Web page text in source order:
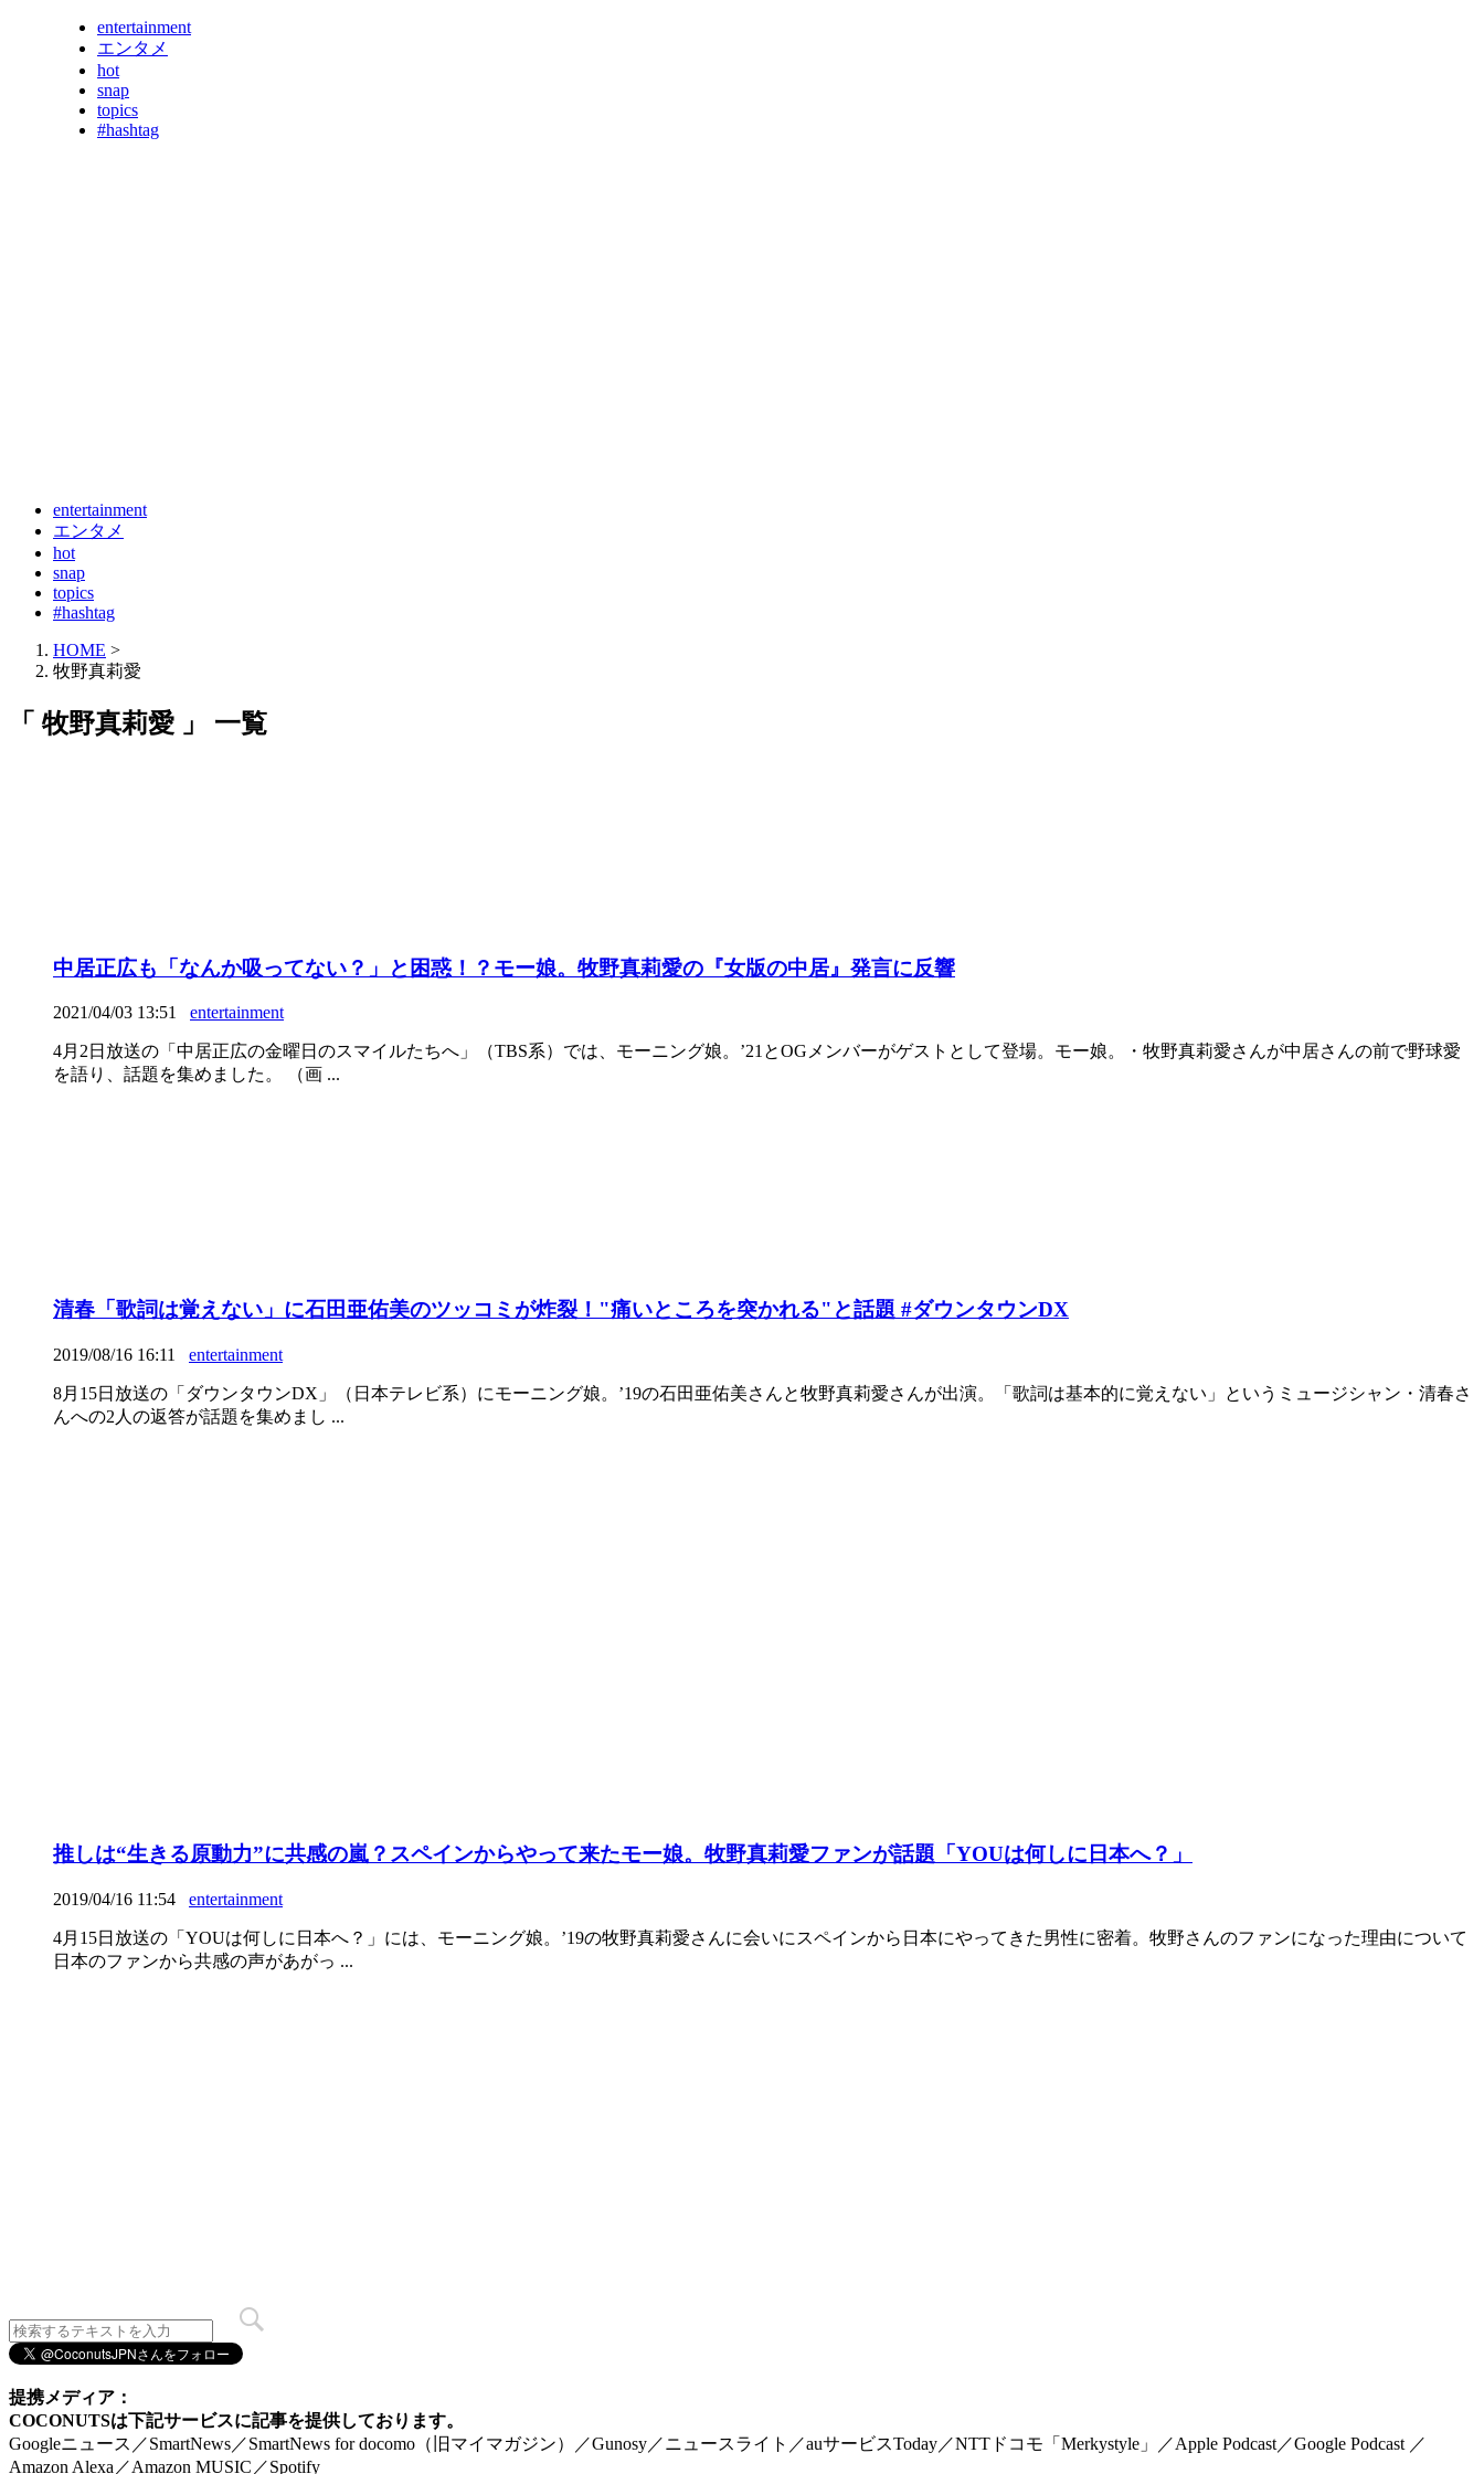
entertainment
エンタメ
hot
snap
topics
#hashtag
entertainment
エンタメ
hot
snap
topics
#hashtag
HOME >
牧野真莉愛
「 牧野真莉愛 」 一覧
中居正広も「なんか吸ってない？」と困惑！？モー娘。牧野真莉愛の『女版の中居』発言に反響
2021/04/03 13:51 entertainment
4月2日放送の「中居正広の金曜日のスマイルたちへ」（TBS系）では、モーニング娘。’21とOGメンバーがゲストとして登場。モー娘。・牧野真莉愛さんが中居さんの前で野球愛
を語り、話題を集めました。 （画 ...
清春「歌詞は覚えない」に石田亜佑美のツッコミが炸裂！"痛いところを突かれる"と話題 #ダウンタウンDX
2019/08/16 16:11 entertainment
8月15日放送の「ダウンタウンDX」（日本テレビ系）にモーニング娘。’19の石田亜佑美さんと牧野真莉愛さんが出演。「歌詞は基本的に覚えない」というミュージシャン・清春さ
んへの2人の返答が話題を集めまし ...
推しは“生きる原動力”に共感の嵐？スペインからやって来たモー娘。牧野真莉愛ファンが話題「YOUは何しに日本へ？」
2019/04/16 11:54 entertainment
4月15日放送の「YOUは何しに日本へ？」には、モーニング娘。’19の牧野真莉愛さんに会いにスペインから日本にやってきた男性に密着。牧野さんのファンになった理由について
日本のファンから共感の声があがっ ...
提携メディア：
COCONUTSは下記サービスに記事を提供しております。
Googleニュース／SmartNews／SmartNews for docomo（旧マイマガジン）／Gunosy／ニュースライト／auサービスToday／NTTドコモ「Merkystyle」／Apple Podcast／Google Podcast ／
Amazon Alexa／Amazon MUSIC／Spotify